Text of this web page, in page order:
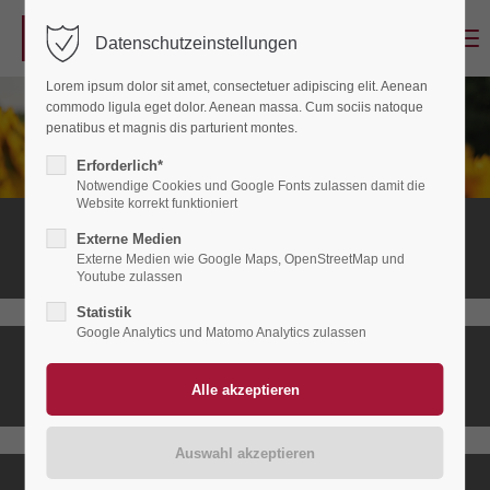
Login
Benutzername
Passwort
Anmelden
Register|Lost your password?
Support
Lorem ipsum dolor sit amet:
Stationäres
Hospiz
Ambulanter
Datenschutzeinstellungen
Lorem ipsum dolor sit amet, consectetuer adipiscing elit. Aenean
commodo ligula eget dolor. Aenean massa. Cum sociis natoque
penatibus et magnis dis parturient montes.
Erforderlich*
Notwendige Cookies und Google Fonts zulassen damit die
Website korrekt funktioniert
Externe Medien
Externe Medien wie Google Maps, OpenStreetMap und
Youtube zulassen
Statistik
Google Analytics und Matomo Analytics zulassen